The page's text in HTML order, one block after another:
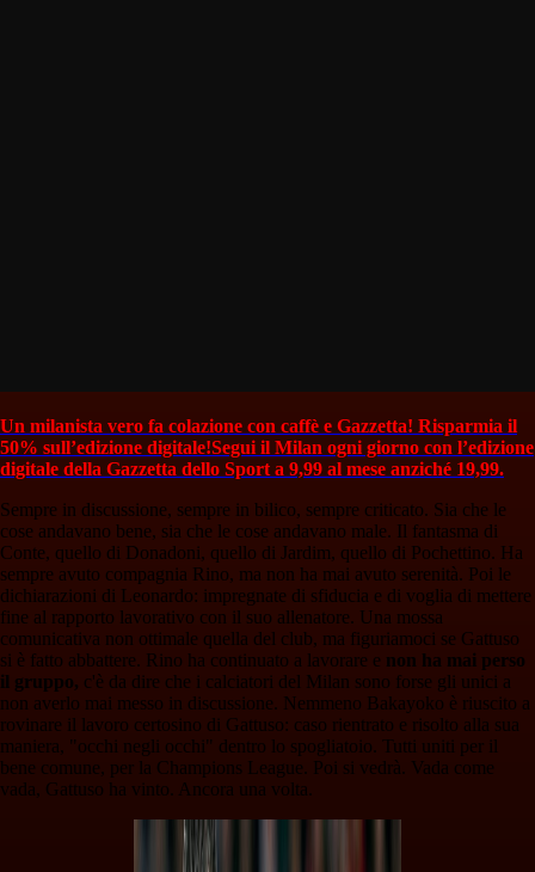
Un milanista vero fa colazione con caffè e Gazzetta! Risparmia il
50% sull’edizione digitale!Segui il Milan ogni giorno con l’edizione
digitale della Gazzetta dello Sport a 9,99 al mese anziché 19,99.
Sempre in discussione, sempre in bilico, sempre criticato. Sia che le
cose andavano bene, sia che le cose andavano male. Il fantasma di
Conte, quello di Donadoni, quello di Jardim, quello di Pochettino. Ha
sempre avuto compagnia Rino, ma non ha mai avuto serenità. Poi le
dichiarazioni di Leonardo: impregnate di sfiducia e di voglia di mettere
fine al rapporto lavorativo con il suo allenatore. Una mossa
comunicativa non ottimale quella del club, ma figuriamoci se Gattuso
si è fatto abbattere. Rino ha continuato a lavorare e non ha mai perso
il gruppo, c'è da dire che i calciatori del Milan sono forse gli unici a
non averlo mai messo in discussione. Nemmeno Bakayoko è riuscito a
rovinare il lavoro certosino di Gattuso: caso rientrato e risolto alla sua
maniera, "occhi negli occhi" dentro lo spogliatoio. Tutti uniti per il
bene comune, per la Champions League. Poi si vedrà. Vada come
vada, Gattuso ha vinto. Ancora una volta.